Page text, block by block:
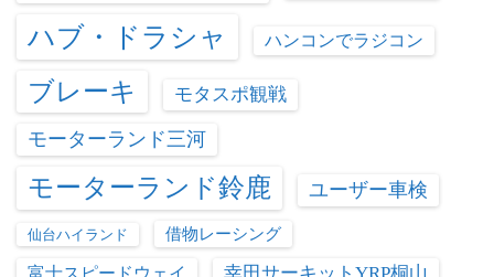
ハブ・ドラシャ ハンコンでラジコン
ブレーキ モタスポ観戦
モーターランド三河
モーターランド鈴鹿 ユーザー車検
仙台ハイランド 借物レーシング